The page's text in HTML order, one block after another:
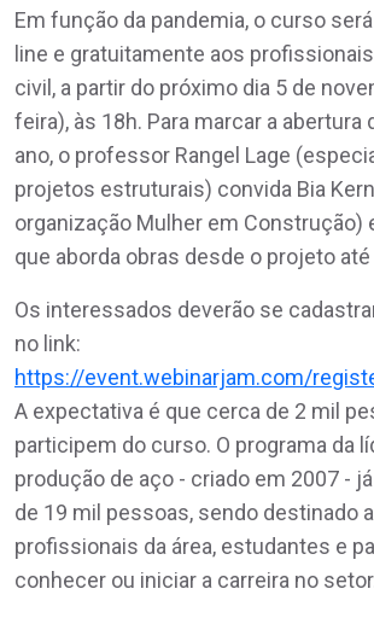
Em função da pandemia, o curso
line e gratuitamente aos
civil, a partir do próximo dia 5 de
feira), às 18h. Para marcar a abertura
ano, o professor Rangel Lage
projetos estruturais) convida Bia
organização Mulher em Construção)
que aborda obras desde o projeto
Os interessados deverão se
no link:
https://event.webinarjam.com/
A expectativa é que cerca de 2 mil
participem do curso. O programa da
produção de aço - criado em 2007 -
de 19 mil pessoas, sendo destinado
profissionais da área, estudantes e
conhecer ou iniciar a carreira no